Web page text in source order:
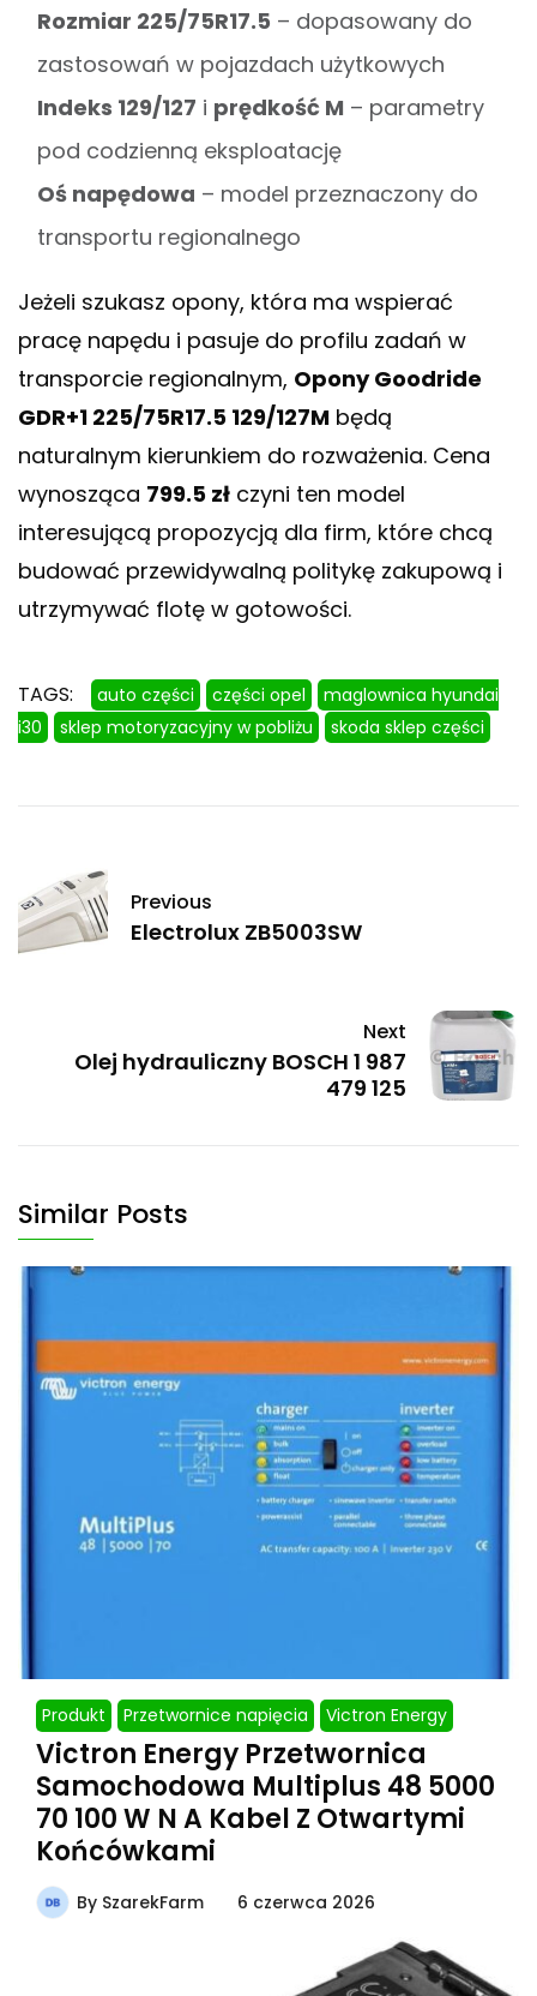
Rozmiar 225/75R17.5 – dopasowany do
zastosowań w pojazdach użytkowych
Indeks 129/127 i prędkość M – parametry
pod codzienną eksploatację
Oś napędowa – model przeznaczony do
transportu regionalnego
Jeżeli szukasz opony, która ma wspierać
pracę napędu i pasuje do profilu zadań w
transporcie regionalnym, Opony Goodride
GDR+1 225/75R17.5 129/127M będą
naturalnym kierunkiem do rozważenia. Cena
wynosząca 799.5 zł czyni ten model
interesującą propozycją dla firm, które chcą
budować przewidywalną politykę zakupową i
utrzymywać flotę w gotowości.
TAGS: auto części części opel
maglownica hyundai
i30
sklep motoryzacyjny w pobliżu skoda sklep części
Previous
Electrolux ZB5003SW
Next
Olej hydrauliczny BOSCH 1 987
479 125
Similar Posts
Produkt Przetwornice napięcia Victron Energy
Victron Energy Przetwornica
Samochodowa Multiplus 48 5000
70 100 W N A Kabel Z Otwartymi
Końcówkami
By SzarekFarm 6 czerwca 2026